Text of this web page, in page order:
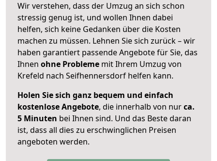
Wir verstehen, dass der Umzug an sich schon
stressig genug ist, und wollen Ihnen dabei
helfen, sich keine Gedanken über die Kosten
machen zu müssen. Lehnen Sie sich zurück – wir
haben garantiert passende Angebote für Sie, das
Ihnen ohne Probleme mit Ihrem Umzug von
Krefeld nach Seifhennersdorf helfen kann.
Holen Sie sich ganz bequem und einfach
kostenlose Angebote, die innerhalb von nurca.
5 Minuten bei Ihnen sind. Und das Beste daran
ist, dass all dies zu erschwinglichen Preisen
angeboten werden.